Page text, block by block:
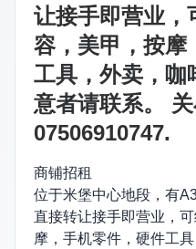
让接手即营业，
容，美甲，按摩
工具，外卖，咖
意者请联系。 关
07506910747.
商铺招租
位于米堡中心地段，有
直接转让接手即营业，
摩，手机零件，硬件工